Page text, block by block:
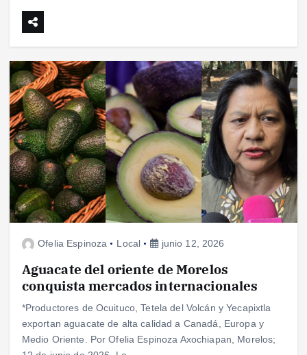
Ofelia Espinoza Local junio 12, 2026
Aguacate del oriente de Morelos
conquista mercados internacionales
*Productores de Ocuituco, Tetela del Volcán y Yecapixtla
exportan aguacate de alta calidad a Canadá, Europa y
Medio Oriente. Por Ofelia Espinoza Axochiapan, Morelos;